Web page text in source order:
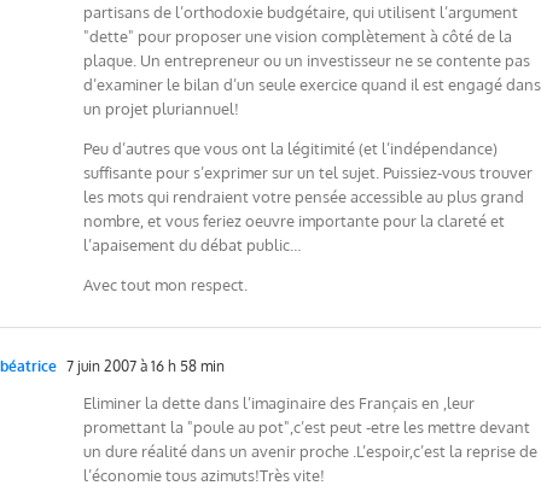
partisans de l’orthodoxie budgétaire, qui utilisent l’argument
"dette" pour proposer une vision complètement à côté de la
plaque. Un entrepreneur ou un investisseur ne se contente pas
d’examiner le bilan d’un seule exercice quand il est engagé dans
un projet pluriannuel!
Peu d’autres que vous ont la légitimité (et l’indépendance)
suffisante pour s’exprimer sur un tel sujet. Puissiez-vous trouver
les mots qui rendraient votre pensée accessible au plus grand
nombre, et vous feriez oeuvre importante pour la clareté et
l’apaisement du débat public…
Avec tout mon respect.
béatrice 7 juin 2007 à 16 h 58 min
Eliminer la dette dans l’imaginaire des Français en ,leur
promettant la "poule au pot",c’est peut -etre les mettre devant
un dure réalité dans un avenir proche .L’espoir,c’est la reprise de
l’économie tous azimuts!Très vite!